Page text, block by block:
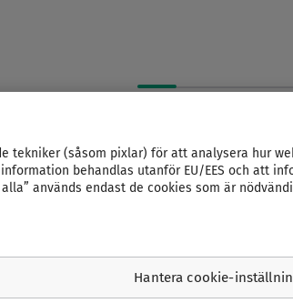
tekniker (såsom pixlar) för att analysera hur
behandlas utanför EU/EES och att
används endast de cookies som är
Hantera cookie-